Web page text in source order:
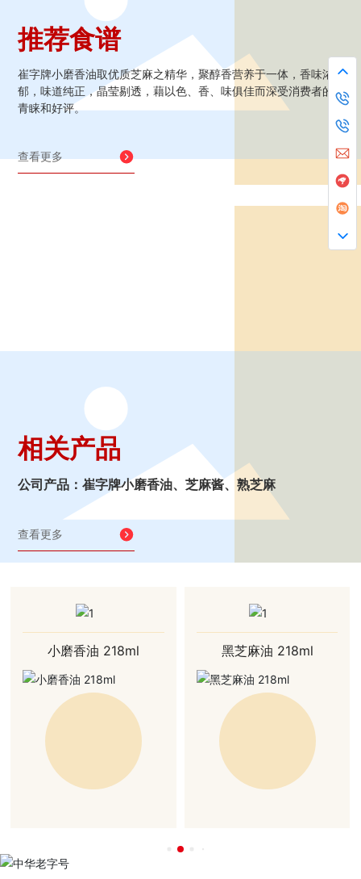
推荐食谱
崔字牌小磨香油取优质芝麻之精华，聚醇香营养于一体，香味浓
郁，味道纯正，晶莹剔透，藉以色、香、味俱佳而深受消费者的
青睐和好评。
查看更多
相关产品
公司产品：崔字牌小磨香油、芝麻酱、熟芝麻
查看更多
小磨香油 218ml 黑芝麻油 218ml